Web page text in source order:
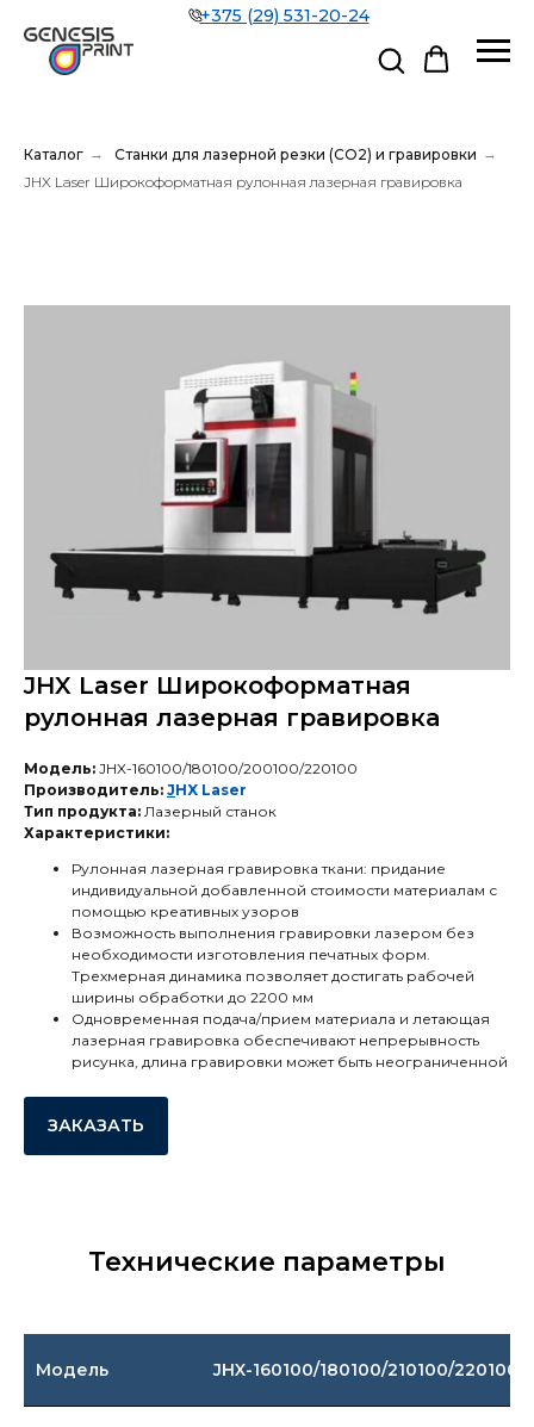
+375 (29) 531-20-24
Каталог → Станки для лазерной резки (CO2) и гравировки →
JHX Laser Широкоформатная рулонная лазерная гравировка
JHX Laser Широкоформатная
рулонная лазерная гравировка
Модель: JHX-160100/180100/200100/220100
Производитель: JHX Laser
Тип продукта: Лазерный станок
Характеристики:
Рулонная лазерная гравировка ткани: придание
индивидуальной добавленной стоимости материалам с
помощью креативных узоров
Возможность выполнения гравировки лазером без
необходимости изготовления печатных форм.
Трехмерная динамика позволяет достигать рабочей
ширины обработки до 2200 мм
Одновременная подача/прием материала и летающая
лазерная гравировка обеспечивают непрерывность
рисунка, длина гравировки может быть неограниченной
ЗАКАЗАТЬ
Технические параметры
Модель JHX-160100/180100/210100/220100